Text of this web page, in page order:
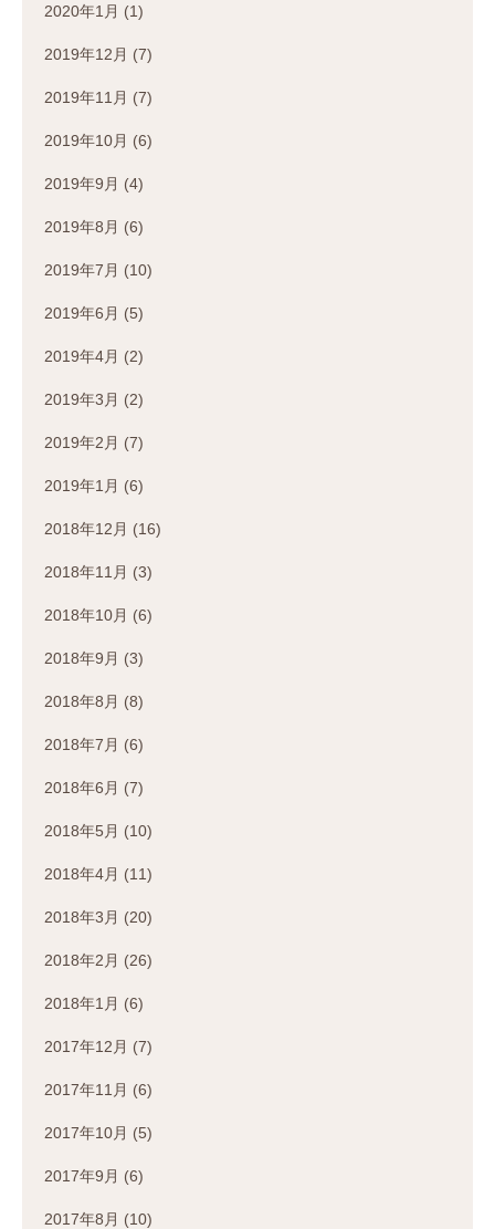
2020年1月 (1)
2019年12月 (7)
2019年11月 (7)
2019年10月 (6)
2019年9月 (4)
2019年8月 (6)
2019年7月 (10)
2019年6月 (5)
2019年4月 (2)
2019年3月 (2)
2019年2月 (7)
2019年1月 (6)
2018年12月 (16)
2018年11月 (3)
2018年10月 (6)
2018年9月 (3)
2018年8月 (8)
2018年7月 (6)
2018年6月 (7)
2018年5月 (10)
2018年4月 (11)
2018年3月 (20)
2018年2月 (26)
2018年1月 (6)
2017年12月 (7)
2017年11月 (6)
2017年10月 (5)
2017年9月 (6)
2017年8月 (10)